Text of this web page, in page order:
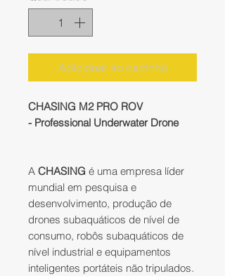
Adicionar ao carrinho
CHASING M2 PRO ROV
- Professional Underwater Drone
A CHASING é uma empresa líder
mundial em pesquisa e
desenvolvimento, produção de
drones subaquáticos de nível de
consumo, robôs subaquáticos de
nível industrial e equipamentos
inteligentes portáteis não tripulados.